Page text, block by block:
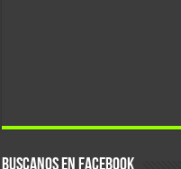
BUSCANOS EN FACEBOOK